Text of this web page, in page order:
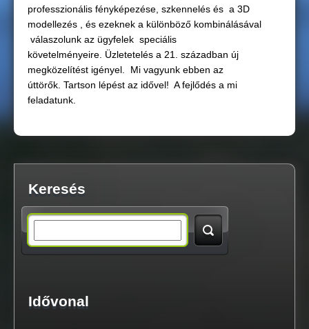
e
g
i
h
y
professzionális fényképezése, szkennelés és a 3D
modellezés , és ezeknek a különböző kombinálásával
válaszolunk az ügyfelek speciális
követelményeire. Üzletetelés a 21. században új
megközelítést igényel. Mi vagyunk ebben az
úttörők. Tartson lépést az idővel! A fejlődés a mi
feladatunk.
Keresés
a
Idővonal